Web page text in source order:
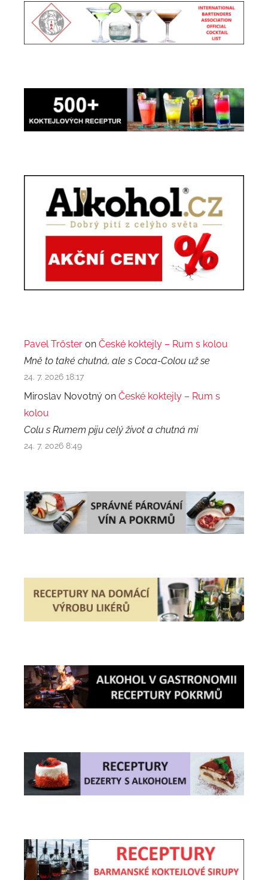
Pavel Trőster on České koktejly – Rum s kolou
Mně to také chutná, ale s Coca-Colou už se
24. 7. 2026 18:17
Miroslav Novotný on České koktejly – Rum s
kolou
Colu s Rumem piju celý život a chutná mi
24. 7. 2026 8:49